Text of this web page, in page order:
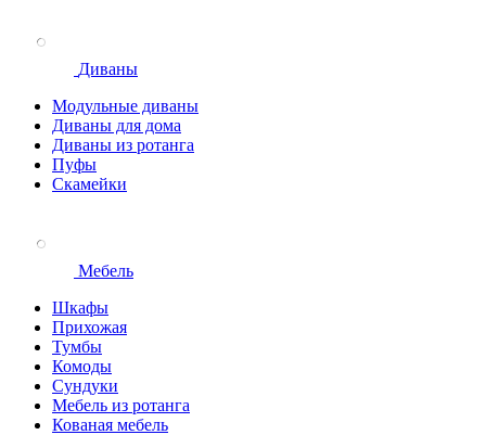
Диваны
Модульные диваны
Диваны для дома
Диваны из ротанга
Пуфы
Скамейки
Мебель
Шкафы
Прихожая
Тумбы
Комоды
Сундуки
Мебель из ротанга
Кованая мебель